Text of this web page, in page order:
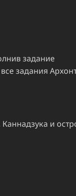
задание
задания
и